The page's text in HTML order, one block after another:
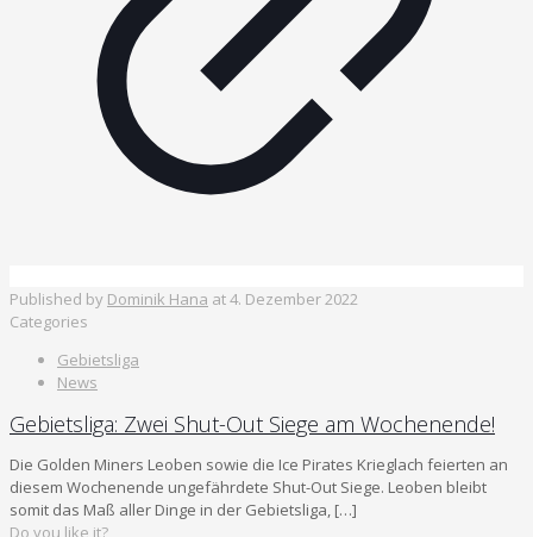
Published by Dominik Hana at4. Dezember 2022
Categories
Gebietsliga
News
Gebietsliga: Zwei Shut-Out Siege am Wochenende!
Die Golden Miners Leoben sowie die Ice Pirates Krieglach feierten an
diesem Wochenende ungefährdete Shut-Out Siege. Leoben bleibt
somit das Maß aller Dinge in der Gebietsliga, […]
Do you like it?